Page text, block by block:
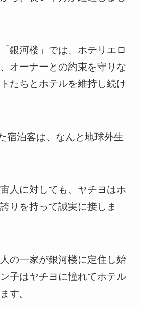
銀河楼」では、ホテリエロ
オーナーとの約束を守りな
たちとホテルを維持し続け
宿泊客は、なんと地球外生
人に対しても、ヤチヨはホ
りを持って誠実に接しま
の一家が銀河楼に定住し始
子はヤチヨに憧れてホテル
す。